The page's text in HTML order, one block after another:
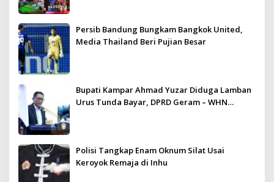
Persib Bandung Bungkam Bangkok United,
Media Thailand Beri Pujian Besar
Bupati Kampar Ahmad Yuzar Diduga Lamban
Urus Tunda Bayar, DPRD Geram – WHN
Polisi Tangkap Enam Oknum Silat Usai
Keroyok Remaja di Inhu